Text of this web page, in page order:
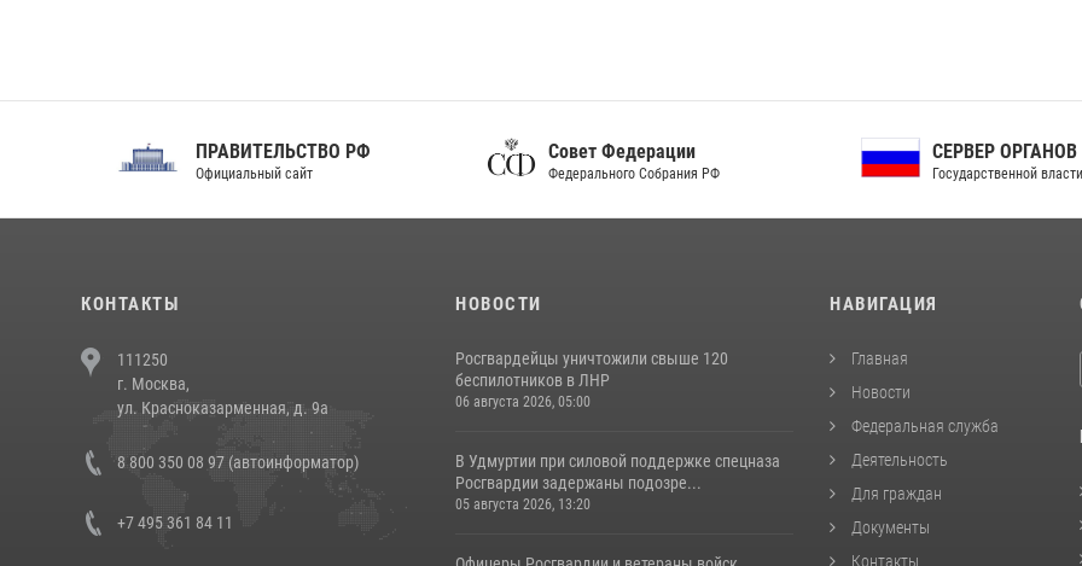
ПРАВИТЕЛЬСТВО РФ
Официальный сайт
Совет Федерации
Федерального Собрания РФ
СЕРВЕР ОРГАНОВ
Государственной власти РФ
КОНТАКТЫ
111250
г. Москва,
ул. Красноказарменная, д. 9а
8 800 350 08 97 (автоинформатор)
+7 495 361 84 11
НОВОСТИ
Росгвардейцы уничтожили свыше 120
беспилотников в ЛНР
06 августа 2026, 05:00
В Удмуртии при силовой поддержке спецназа
Росгвардии задержаны подозре...
05 августа 2026, 13:20
НАВИГАЦИЯ
Главная
Новости
Федеральная служба
Деятельность
Для граждан
Документы
Контакты